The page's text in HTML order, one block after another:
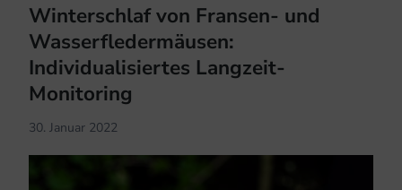
Winterschlaf von Fransen- und
Wasserfledermäusen:
Individualisiertes Langzeit-
Monitoring
30. Januar 2022